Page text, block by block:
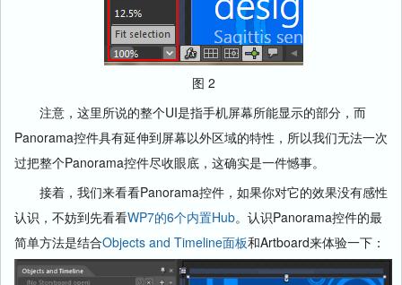
图 2
注意，这里所说的整个UI是指手机屏幕所能显示的部分，而
Panorama控件具有延伸到屏幕以外区域的特性，所以我们无法一次
过把整个Panorama控件尽收眼底，这确实是一件憾事。
接着，我们来看看Panorama控件，如果你对它的效果没有感性
认识，不妨到先看看WP7的6个内置Hub。认识Panorama控件的最
简单方法是结合Objects and Timeline面板和Artboard来体验一下：